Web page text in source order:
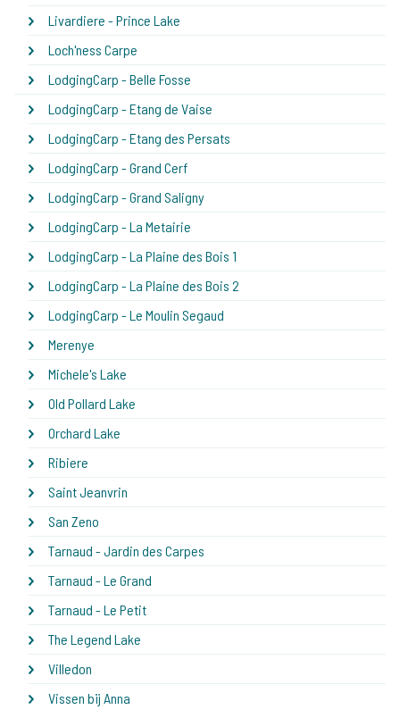
Livardiere - Prince Lake
Loch'ness Carpe
LodgingCarp - Belle Fosse
LodgingCarp - Etang de Vaise
LodgingCarp - Etang des Persats
LodgingCarp - Grand Cerf
LodgingCarp - Grand Saligny
LodgingCarp - La Metairie
LodgingCarp - La Plaine des Bois 1
LodgingCarp - La Plaine des Bois 2
LodgingCarp - Le Moulin Segaud
Merenye
Michele's Lake
Old Pollard Lake
Orchard Lake
Ribiere
Saint Jeanvrin
San Zeno
Tarnaud - Jardin des Carpes
Tarnaud - Le Grand
Tarnaud - Le Petit
The Legend Lake
Villedon
Vissen bij Anna